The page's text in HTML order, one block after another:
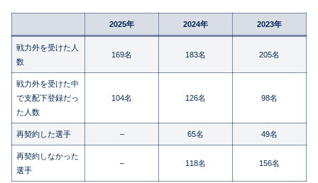
2025年 2024年 2023年
戦力外を受けた人
数
169名 183名 205名
戦力外を受けた中
で支配下登録だっ
た人数
104名 126名 98名
再契約した選手 – 65名 49名
再契約しなかった
選手
– 118名 156名